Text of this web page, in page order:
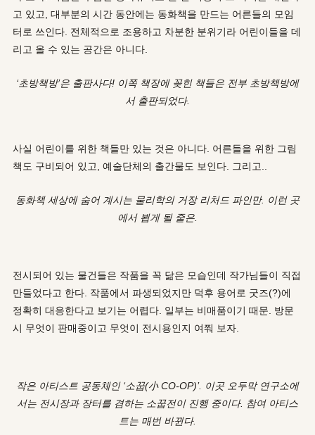
고 있고, 대부분의 시간 동안에는 동화책을 만드는 어른들의 모임
터로 쓰인다. 전체적으로 조용하고 차분한 분위기라 어린이들을 데
리고 올 수 있는 공간은 아니다.
‘초방책방’은 출판사다! 이쪽 책장에 꽂힌 책들은 전부 초방책방에
서 출판되었다.
사실 어린이를 위한 책들만 있는 것은 아니다. 어른들을 위한 그림
책도 구비되어 있고, 예술단체의 출간물도 보인다. 그리고..
동화책 세상에 숨어 계시는 물리학의 거장 리처드 파인만. 이런 곳
에서 뵙게 될 줄은.
전시되어 있는 물건들은 작품을 꼭 닮은 모습인데 작가님들이 직접
만들었다고 한다. 작품에서 파생되었지만 덕후 용어로 굿즈(?)에
정확히 대응한다고 보기는 어렵다. 일부는 비매품이기 때문. 방문
시 무엇이 판매중이고 무엇이 전시용인지 여쭤 보자.
작은 아티스트 공동체인 ‘소꿉(小 CO-OP)’. 이곳 오두막 연구소에
서는 전시장과 장터를 겸하는 소꿉전이 진행 중이다. 참여 아티스
트는 매번 바뀐다.